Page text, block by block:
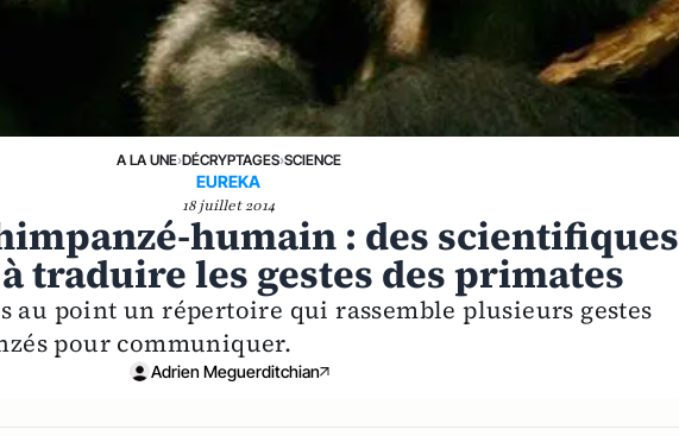
A LA UNE›DÉCRYPTAGES›SCIENCE
EUREKA
18 juillet 2014
humain : des scientifiques
traduire les gestes des primates
au point un répertoire qui rassemble plusieurs gestes
pour communiquer.
Adrien Meguerditchian